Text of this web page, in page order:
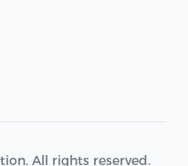
All rights reserved.